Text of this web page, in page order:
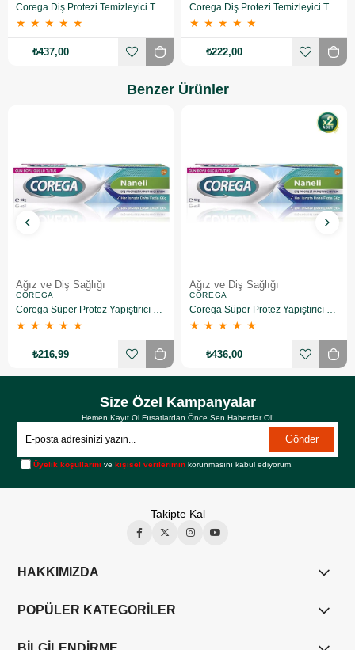
Corega Diş Protezi Temizleyici Tablet 2 Adet
★ ★ ★ ★ ★
₺437,00
Corega Diş Protezi Temizleyici Tablet
★ ★ ★ ★ ★
₺222,00
Benzer Ürünler
Ağız ve Diş Sağlığı
COREGA
★ ★ ★ ★ ★
₺216,99
Ağız ve Diş Sağlığı
COREGA
★ ★ ★ ★ ★
₺436,00
Size Özel Kampanyalar
Hemen Kayıt Ol Fırsatlardan Önce Sen Haberdar Ol!
Gönder
Üyelik koşullarını vekişisel verilerimin korunmasını kabul ediyorum.
Takipte Kal
HAKKIMIZDA
POPÜLER KATEGORİLER